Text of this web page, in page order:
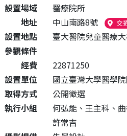
設置場域
醫療院所
地址
中山南路8號 交
設置地點
臺大醫院兒童醫療
參觀條件
經費
22871250
設置單位
國立臺灣大學醫學
取得方式
公開徵選
執行小組
何弘能、王主科、
許常吉